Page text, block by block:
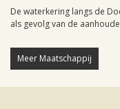
De waterkering langs de
als gevolg van de
Meer Maatschappij